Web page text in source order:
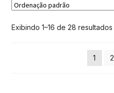
Exibindo 1–16 de 28 resultados
1 2